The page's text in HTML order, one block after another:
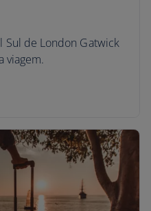
Sul de London Gatwick
viagem.